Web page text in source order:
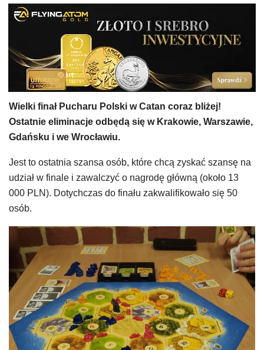
Wielki finał Pucharu Polski w Catan coraz bliżej!
Ostatnie eliminacje odbędą się w Krakowie, Warszawie,
Gdańsku i we Wrocławiu.
Jest to ostatnia szansa osób, które chcą zyskać szansę na
udział w finale i zawalczyć o nagrodę główną (około 13
000 PLN). Dotychczas do finału zakwalifikowało się 50
osób.